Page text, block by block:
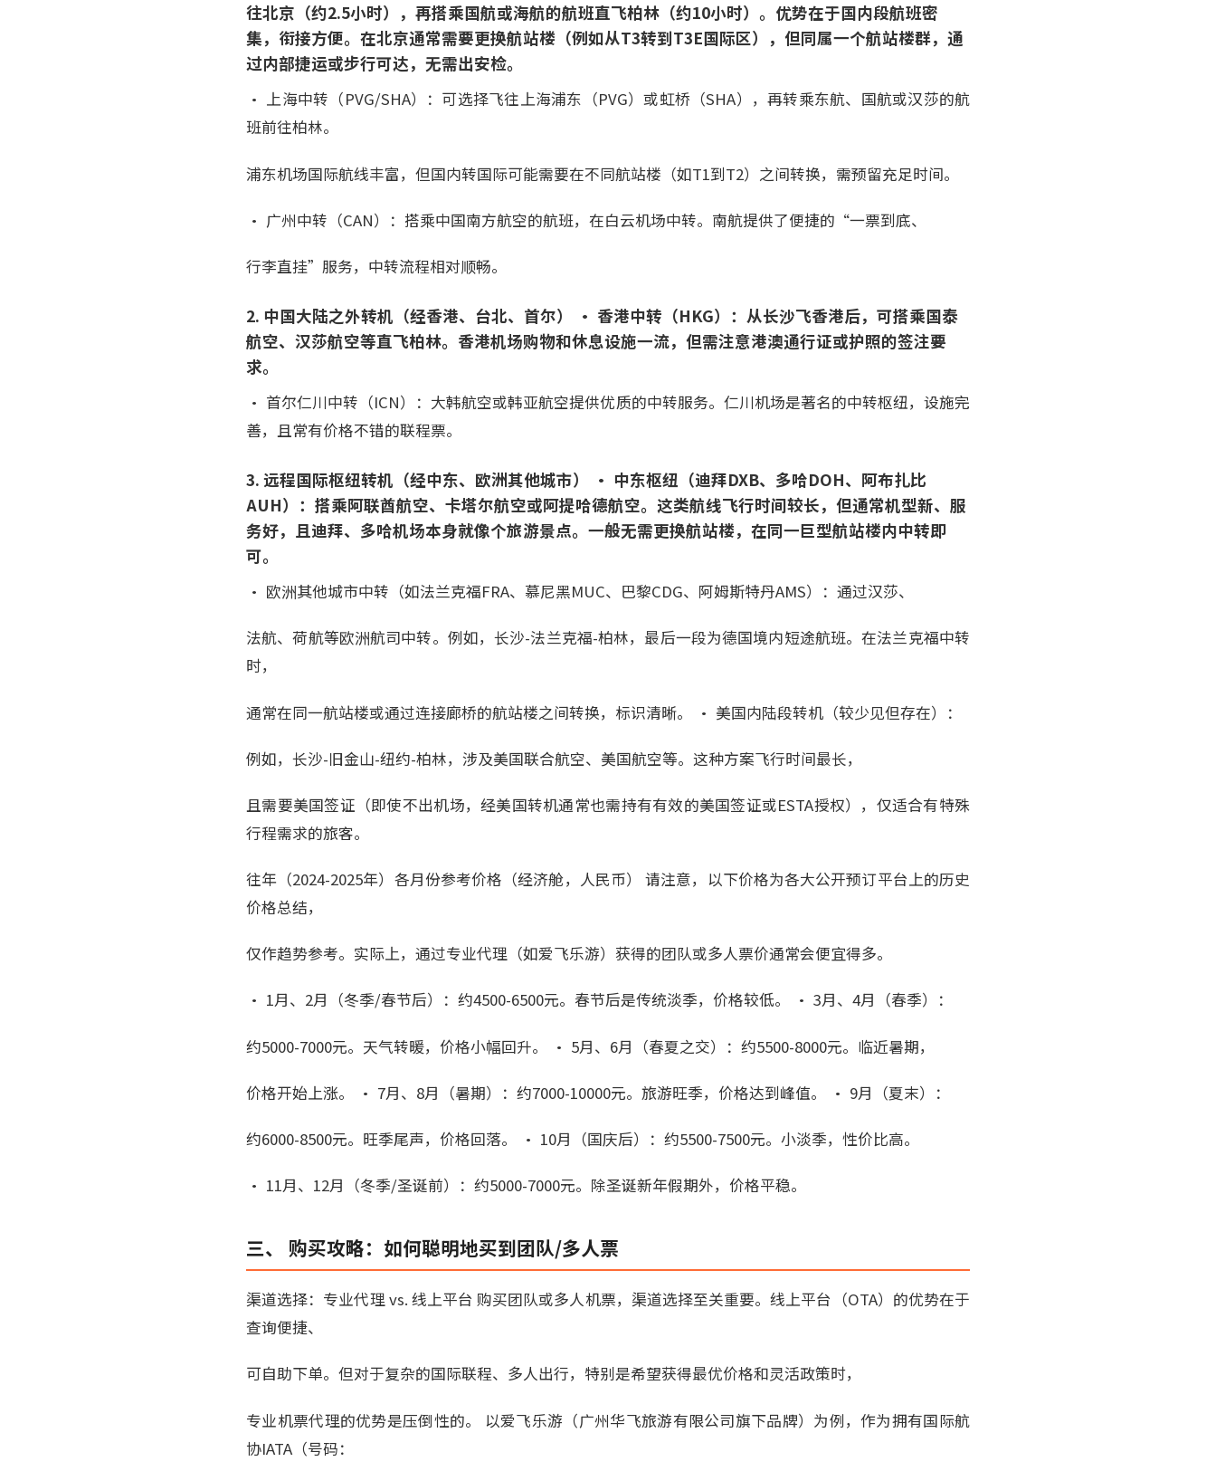
往北京（约2.5小时），再搭乘国航或海航的航班直飞柏林（约10小时）。优势在于国内段航班密
集，衔接方便。在北京通常需要更换航站楼（例如从T3转到T3E国际区），但同属一个航站楼群，通
过内部捷运或步行可达，无需出安检。
• 上海中转（PVG/SHA）：可选择飞往上海浦东（PVG）或虹桥（SHA），再转乘东航、国航或汉莎的航
班前往柏林。
浦东机场国际航线丰富，但国内转国际可能需要在不同航站楼（如T1到T2）之间转换，需预留充足时间。
• 广州中转（CAN）：搭乘中国南方航空的航班，在白云机场中转。南航提供了便捷的“一票到底、
行李直挂”服务，中转流程相对顺畅。
2. 中国大陆之外转机（经香港、台北、首尔） • 香港中转（HKG）：从长沙飞香港后，可搭乘国泰
航空、汉莎航空等直飞柏林。香港机场购物和休息设施一流，但需注意港澳通行证或护照的签注要
求。
• 首尔仁川中转（ICN）：大韩航空或韩亚航空提供优质的中转服务。仁川机场是著名的中转枢纽，设施完
善，且常有价格不错的联程票。
3. 远程国际枢纽转机（经中东、欧洲其他城市） • 中东枢纽（迪拜DXB、多哈DOH、阿布扎比
AUH）：搭乘阿联酋航空、卡塔尔航空或阿提哈德航空。这类航线飞行时间较长，但通常机型新、服
务好，且迪拜、多哈机场本身就像个旅游景点。一般无需更换航站楼，在同一巨型航站楼内中转即
可。
• 欧洲其他城市中转（如法兰克福FRA、慕尼黑MUC、巴黎CDG、阿姆斯特丹AMS）：通过汉莎、
法航、荷航等欧洲航司中转。例如，长沙-法兰克福-柏林，最后一段为德国境内短途航班。在法兰克福中转
时，
通常在同一航站楼或通过连接廊桥的航站楼之间转换，标识清晰。 • 美国内陆段转机（较少见但存在）：
例如，长沙-旧金山-纽约-柏林，涉及美国联合航空、美国航空等。这种方案飞行时间最长，
且需要美国签证（即使不出机场，经美国转机通常也需持有有效的美国签证或ESTA授权），仅适合有特殊
行程需求的旅客。
往年（2024-2025年）各月份参考价格（经济舱，人民币） 请注意，以下价格为各大公开预订平台上的历史
价格总结，
仅作趋势参考。实际上，通过专业代理（如爱飞乐游）获得的团队或多人票价通常会便宜得多。
• 1月、2月（冬季/春节后）：约4500-6500元。春节后是传统淡季，价格较低。 • 3月、4月（春季）：
约5000-7000元。天气转暖，价格小幅回升。 • 5月、6月（春夏之交）：约5500-8000元。临近暑期，
价格开始上涨。 • 7月、8月（暑期）：约7000-10000元。旅游旺季，价格达到峰值。 • 9月（夏末）：
约6000-8500元。旺季尾声，价格回落。 • 10月（国庆后）：约5500-7500元。小淡季，性价比高。
• 11月、12月（冬季/圣诞前）：约5000-7000元。除圣诞新年假期外，价格平稳。
三、 购买攻略：如何聪明地买到团队/多人票
渠道选择：专业代理 vs. 线上平台 购买团队或多人机票，渠道选择至关重要。线上平台（OTA）的优势在于
查询便捷、
可自助下单。但对于复杂的国际联程、多人出行，特别是希望获得最优价格和灵活政策时，
专业机票代理的优势是压倒性的。 以爱飞乐游（广州华飞旅游有限公司旗下品牌）为例，作为拥有国际航
协IATA（号码：